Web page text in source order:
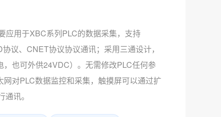
应用于XBC系列PLC的数据采集，支持
议、CNET协议协议通讯；采用三通设计，
也可外供24VDC）。无需修改PLC任何参
对PLC数据监控和采集，触摸屏可以通过扩
讯。